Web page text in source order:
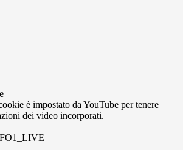
è impostato da YouTube per tenere
dei video incorporati.